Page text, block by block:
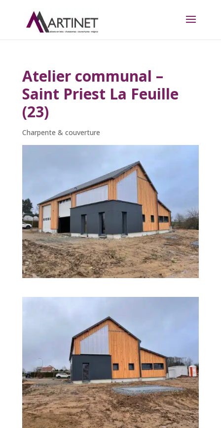
Atelier communal –
Saint Priest La Feuille
(23)
Charpente & couverture